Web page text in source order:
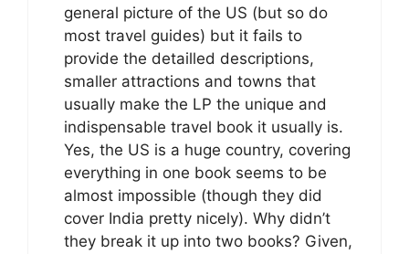
general picture of the US (but so do
most travel guides) but it fails to
provide the detailled descriptions,
smaller attractions and towns that
usually make the LP the unique and
indispensable travel book it usually is.
Yes, the US is a huge country, covering
everything in one book seems to be
almost impossible (though they did
cover India pretty nicely). Why didn’t
they break it up into two books? Given,